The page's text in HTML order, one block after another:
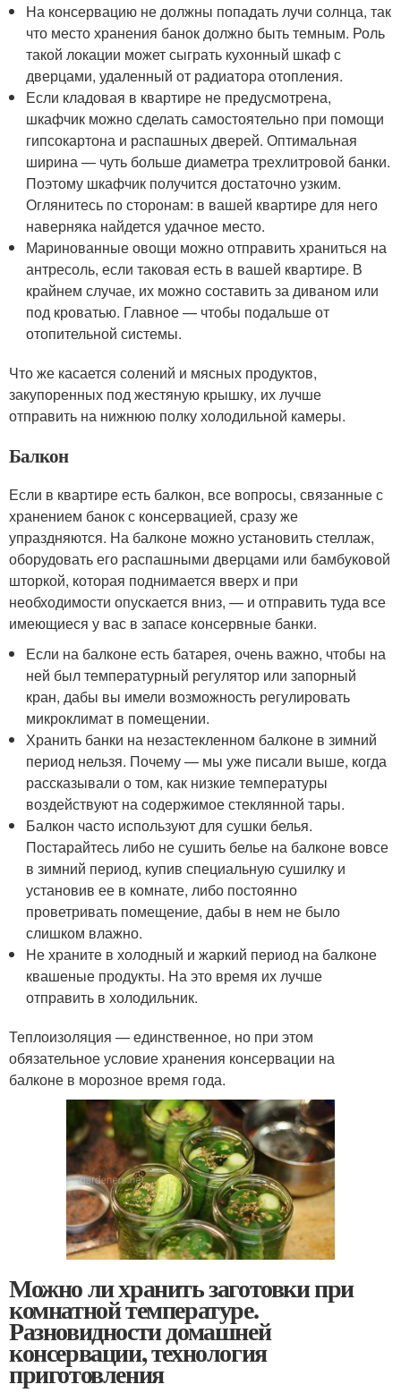
На консервацию не должны попадать лучи солнца, так
что место хранения банок должно быть темным. Роль
такой локации может сыграть кухонный шкаф с
дверцами, удаленный от радиатора отопления.
Если кладовая в квартире не предусмотрена,
шкафчик можно сделать самостоятельно при помощи
гипсокартона и распашных дверей. Оптимальная
ширина — чуть больше диаметра трехлитровой банки.
Поэтому шкафчик получится достаточно узким.
Оглянитесь по сторонам: в вашей квартире для него
наверняка найдется удачное место.
Маринованные овощи можно отправить храниться на
антресоль, если таковая есть в вашей квартире. В
крайнем случае, их можно составить за диваном или
под кроватью. Главное — чтобы подальше от
отопительной системы.
Что же касается солений и мясных продуктов,
закупоренных под жестяную крышку, их лучше
отправить на нижнюю полку холодильной камеры.
Балкон
Если в квартире есть балкон, все вопросы, связанные с
хранением банок с консервацией, сразу же
упраздняются. На балконе можно установить стеллаж,
оборудовать его распашными дверцами или бамбуковой
шторкой, которая поднимается вверх и при
необходимости опускается вниз, — и отправить туда все
имеющиеся у вас в запасе консервные банки.
Если на балконе есть батарея, очень важно, чтобы на
ней был температурный регулятор или запорный
кран, дабы вы имели возможность регулировать
микроклимат в помещении.
Хранить банки на незастекленном балконе в зимний
период нельзя. Почему — мы уже писали выше, когда
рассказывали о том, как низкие температуры
воздействуют на содержимое стеклянной тары.
Балкон часто используют для сушки белья.
Постарайтесь либо не сушить белье на балконе вовсе
в зимний период, купив специальную сушилку и
установив ее в комнате, либо постоянно
проветривать помещение, дабы в нем не было
слишком влажно.
Не храните в холодный и жаркий период на балконе
квашеные продукты. На это время их лучше
отправить в холодильник.
Теплоизоляция — единственное, но при этом
обязательное условие хранения консервации на
балконе в морозное время года.
Можно ли хранить заготовки при
комнатной температуре.
Разновидности домашней
консервации, технология
приготовления